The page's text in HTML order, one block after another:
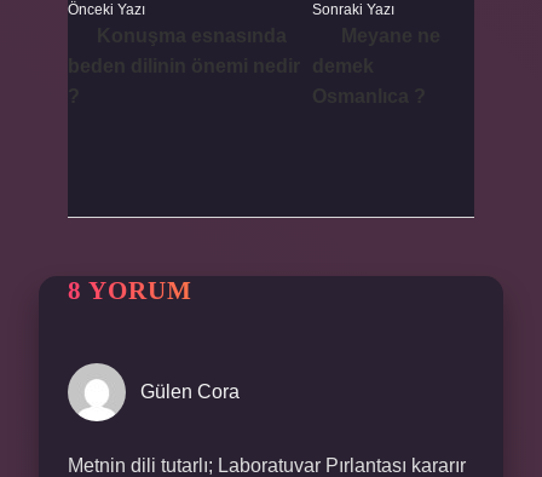
Önceki Yazı Sonraki Yazı
8 YORUM
Gülen Cora
Metnin dili tutarlı; Laboratuvar Pırlantası kararır